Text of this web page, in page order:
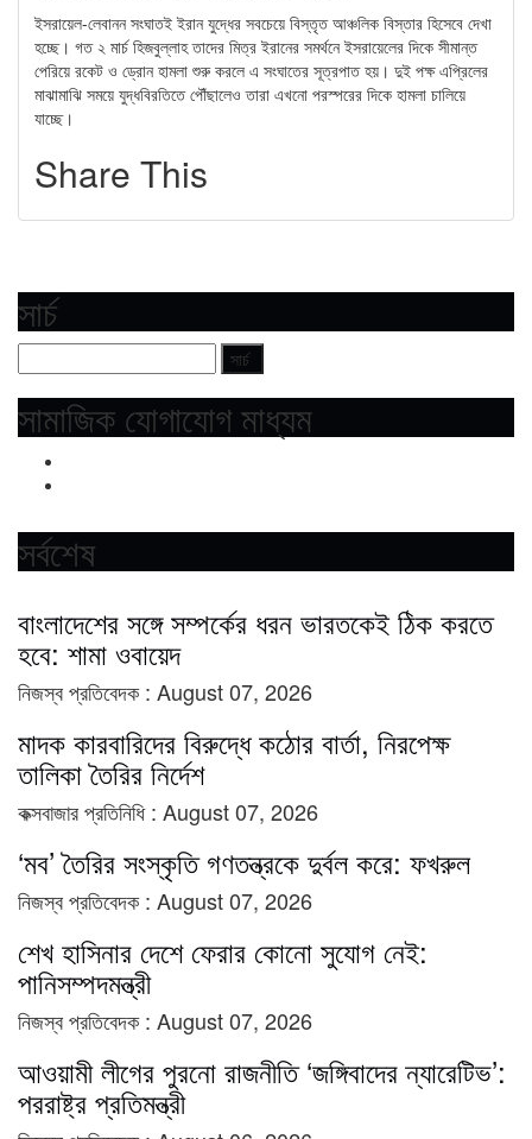
ইসরায়েল-লেবানন সংঘাতই ইরান যুদ্ধের সবচেয়ে বিস্তৃত আঞ্চলিক বিস্তার হিসেবে দেখা
হচ্ছে। গত ২ মার্চ হিজবুল্লাহ তাদের মিত্র ইরানের সমর্থনে ইসরায়েলের দিকে সীমান্ত
পেরিয়ে রকেট ও ড্রোন হামলা শুরু করলে এ সংঘাতের সূত্রপাত হয়। দুই পক্ষ এপ্রিলের
মাঝামাঝি সময়ে যুদ্ধবিরতিতে পৌঁছালেও তারা এখনো পরস্পরের দিকে হামলা চালিয়ে
যাচ্ছে।
Share This
সার্চ
সামাজিক যোগাযোগ মাধ্যম
সর্বশেষ
বাংলাদেশের সঙ্গে সম্পর্কের ধরন ভারতকেই ঠিক করতে
হবে: শামা ওবায়েদ
নিজস্ব প্রতিবেদক : August 07, 2026
মাদক কারবারিদের বিরুদ্ধে কঠোর বার্তা, নিরপেক্ষ
তালিকা তৈরির নির্দেশ
কক্সবাজার প্রতিনিধি : August 07, 2026
‘মব’ তৈরির সংস্কৃতি গণতন্ত্রকে দুর্বল করে: ফখরুল
নিজস্ব প্রতিবেদক : August 07, 2026
শেখ হাসিনার দেশে ফেরার কোনো সুযোগ নেই:
পানিসম্পদমন্ত্রী
নিজস্ব প্রতিবেদক : August 07, 2026
আওয়ামী লীগের পুরনো রাজনীতি ‘জঙ্গিবাদের ন্যারেটিভ’:
পররাষ্ট্র প্রতিমন্ত্রী